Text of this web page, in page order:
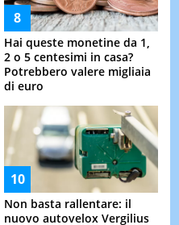
Hai queste monetine da 1,
2 o 5 centesimi in casa?
Potrebbero valere migliaia
di euro
Non basta rallentare: il
nuovo autovelox Vergilius